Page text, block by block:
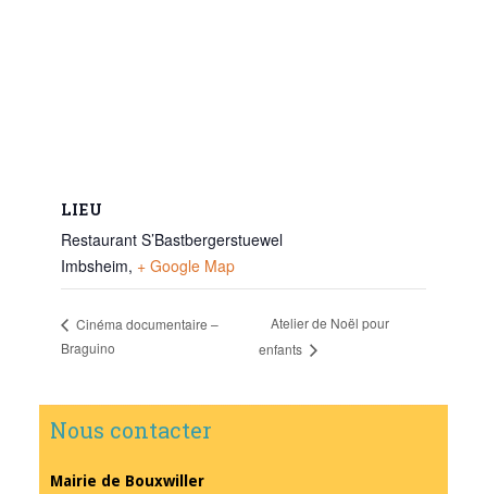
LIEU
Restaurant S’Bastbergerstuewel
Imbsheim, + Google Map
Cinéma documentaire –
Braguino
Atelier de Noël pour
enfants
Nous contacter
Mairie de Bouxwiller